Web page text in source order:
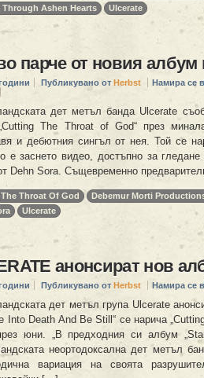
Through Ashen Hearts
Ulcerate
парче от новия албум
Публикувано от Herbst Намира се в
дет метъл банда Ulcerate
The Throat of God“ през
и дебютния сингъл от нея. Той се
е заснето видео, достъпно за
Dehn Sora. Същевременно
Throat Of God
Debemur Morti
Ulcerate
анонсират нов
Публикувано от Herbst Намира се в
дет метъл група Ulcerate
Into Death And Be Still“ се нарича
юни. „В предходния си албум
неортодоксална дет метъл
вариация на своята